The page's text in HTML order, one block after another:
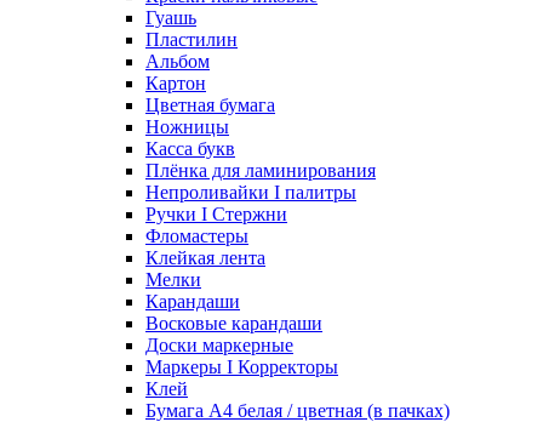
Гуашь
Пластилин
Альбом
Картон
Цветная бумага
Ножницы
Касса букв
Плёнка для ламинирования
Непроливайки I палитры
Ручки I Стержни
Фломастеры
Клейкая лента
Мелки
Карандаши
Восковые карандаши
Доски маркерные
Маркеры I Корректоры
Клей
Бумага А4 белая / цветная (в пачках)